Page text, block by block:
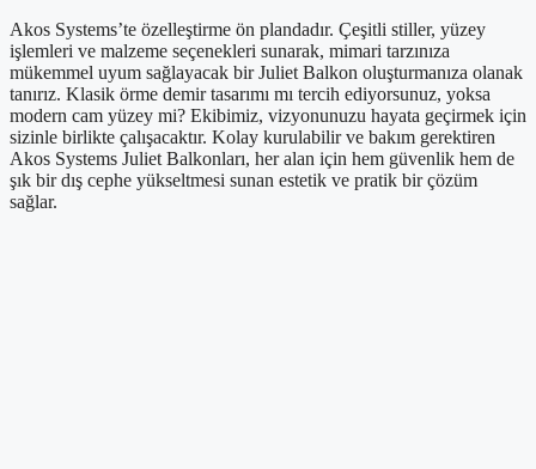
Akos Systems’te özelleştirme ön plandadır. Çeşitli stiller, yüzey
işlemleri ve malzeme seçenekleri sunarak, mimari tarzınıza
mükemmel uyum sağlayacak bir Juliet Balkon oluşturmanıza olanak
tanırız. Klasik örme demir tasarımı mı tercih ediyorsunuz, yoksa
modern cam yüzey mi? Ekibimiz, vizyonunuzu hayata geçirmek için
sizinle birlikte çalışacaktır. Kolay kurulabilir ve bakım gerektiren
Akos Systems Juliet Balkonları, her alan için hem güvenlik hem de
şık bir dış cephe yükseltmesi sunan estetik ve pratik bir çözüm
sağlar.